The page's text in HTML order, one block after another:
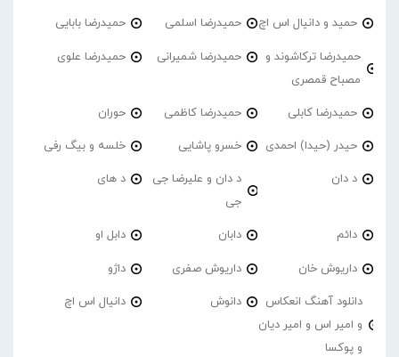
حمید و دانیال اس اچ حمیدرضا اسلمی حمیدرضا بابایی
حمیدرضا ترکاشوند و
مصباح قمصری
حمیدرضا شمیرانی حمیدرضا علوی
حمیدرضا کابلی حمیدرضا کاظمی حوران
حیدر (حیدا) احمدی خسرو پاشایی خلسه و بیگ رفی
د دان
د دان و علیرضا جی
جی
د های
دائم دابان دابل او
داریوش خان داریوش صفری داژو
دانلود آهنگ انعکاس
و امیر اس و امیر دیان
و پوکسا
دانوش دانیال اس اچ